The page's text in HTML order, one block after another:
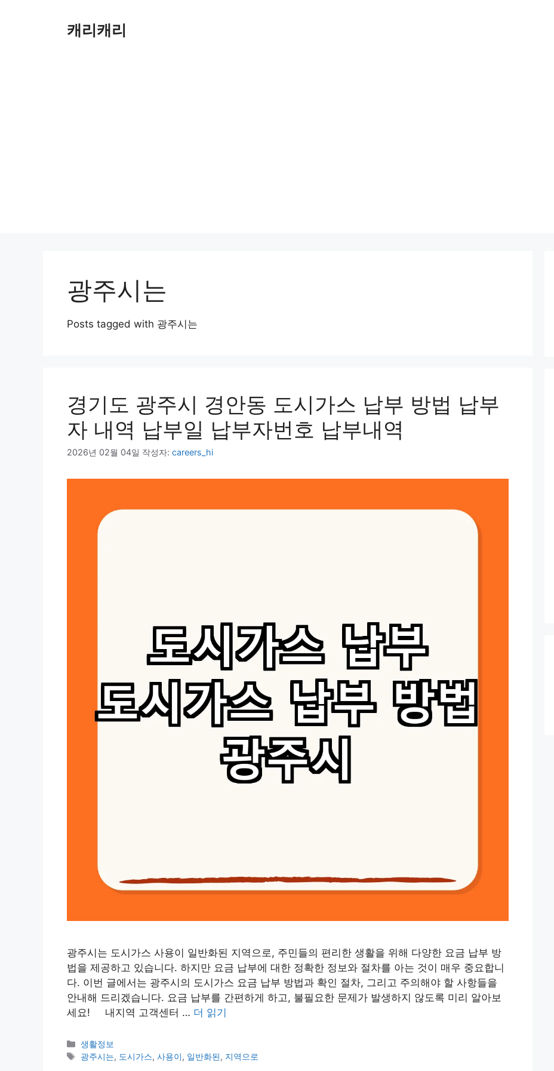
캐리캐리
광주시는
Posts tagged with 광주시는
경기도 광주시 경안동 도시가스 납부 방법 납부
자 내역 납부일 납부자번호 납부내역
2026년 02월 04일 작성자: careers_hi
광주시는 도시가스 사용이 일반화된 지역으로, 주민들의 편리한 생활을 위해 다양한 요금 납부 방
법을 제공하고 있습니다. 하지만 요금 납부에 대한 정확한 정보와 절차를 아는 것이 매우 중요합니
다. 이번 글에서는 광주시의 도시가스 요금 납부 방법과 확인 절차, 그리고 주의해야 할 사항들을
안내해 드리겠습니다. 요금 납부를 간편하게 하고, 불필요한 문제가 발생하지 않도록 미리 알아보
세요! 내지역 고객센터 … 더 읽기
카
테
생활정보
태
광주시는, 도시가스,사용이, 일반화된, 지역으로